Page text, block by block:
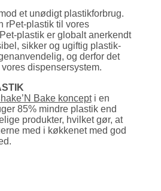
et unødigt plastik­forbrug.
rPet-plastik til vores
plastik er globalt anerkendt
sikker og ugiftig plastik­
og derfor det
dispenser­system.
Bake koncepti en
85% mindre plastik end
produkter, hvilket gør, at
med i køkkenet med god